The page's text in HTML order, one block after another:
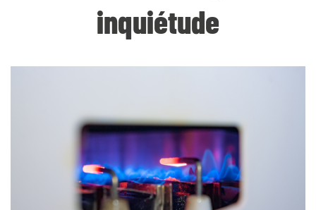
inquiétude